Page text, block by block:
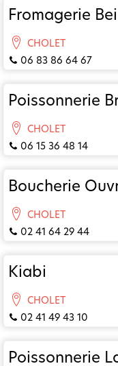
Fromagerie
CHOLET
06 83 86 64 67
Poissonnerie
CHOLET
06 15 36 48 14
Boucherie
CHOLET
02 41 64 29 44
Kiabi
CHOLET
02 41 49 43 10
Poissonnerie